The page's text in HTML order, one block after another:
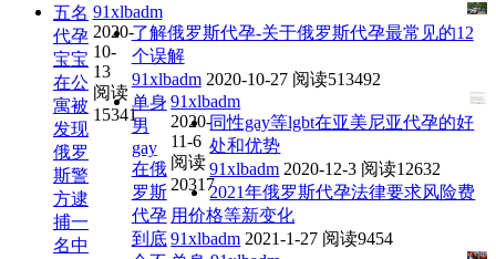
五名
代孕
宝宝
在公
寓被
发现
俄罗
斯警
方逮
捕一
名中
91xlbadm
2020-
10-
13
阅读
15341
了解俄罗斯代孕-关于俄罗斯代孕最常见的12
个误解
91xlbadm 2020-10-27 阅读513492
单身
男
gay
在俄
罗斯
代孕
到底
91xlbadm
2020-
11-6
阅读
20317
同性gay等lgbt在亚美尼亚代孕的好
处和优势
91xlbadm 2020-12-3 阅读12632
2021年俄罗斯代孕法律要求风险费
用价格等新变化
91xlbadm 2021-1-27 阅读9454